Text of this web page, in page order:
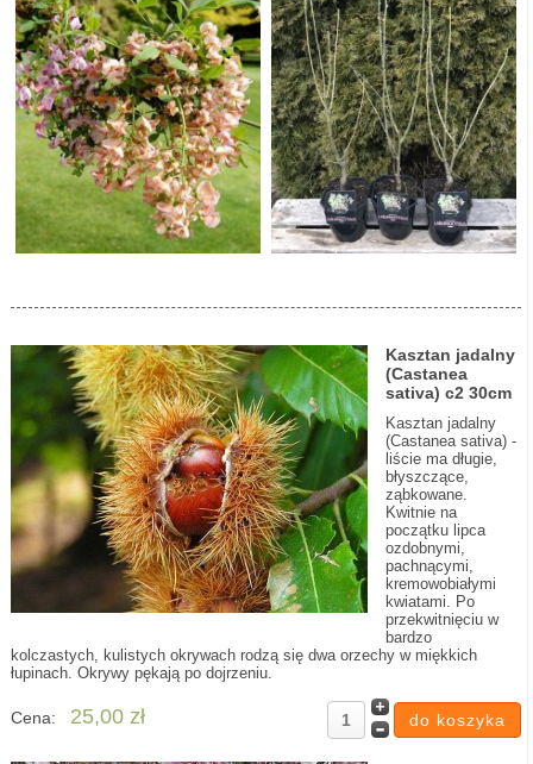
Kasztan jadalny
(Castanea
sativa) c2 30cm
Kasztan jadalny
(Castanea sativa) -
liście ma długie,
błyszczące,
ząbkowane.
Kwitnie na
początku lipca
ozdobnymi,
pachnącymi,
kremowobiałymi
kwiatami. Po
przekwitnięciu w
bardzo
kolczastych, kulistych okrywach rodzą się dwa orzechy w miękkich
łupinach. Okrywy pękają po dojrzeniu.
Cena: 25,00 zł